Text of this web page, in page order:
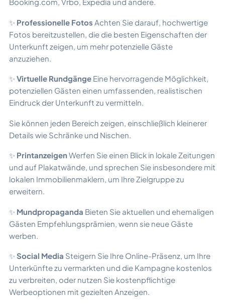
Booking.com, Vrbo, Expedia und andere.
✨ Professionelle Fotos Achten Sie darauf, hochwertige
Fotos bereitzustellen, die die besten Eigenschaften der
Unterkunft zeigen, um mehr potenzielle Gäste
anzuziehen.
✨Virtuelle Rundgänge Eine hervorragende Möglichkeit,
potenziellen Gästen einen umfassenden, realistischen
Eindruck der Unterkunft zu vermitteln.
Sie können jeden Bereich zeigen, einschließlich kleinerer
Details wie Schränke und Nischen.
✨ Printanzeigen Werfen Sie einen Blick in lokale Zeitungen
und auf Plakatwände, und sprechen Sie insbesondere mit
lokalen Immobilienmaklern, um Ihre Zielgruppe zu
erweitern.
✨ Mundpropaganda Bieten Sie aktuellen und ehemaligen
Gästen Empfehlungsprämien, wenn sie neue Gäste
werben.
✨Social Media Steigern Sie Ihre Online-Präsenz, um Ihre
Unterkünfte zu vermarkten und die Kampagne kostenlos
zu verbreiten, oder nutzen Sie kostenpflichtige
Werbeoptionen mit gezielten Anzeigen.